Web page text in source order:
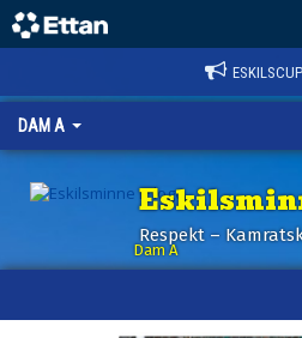
DAM A
Respekt –
Dam A